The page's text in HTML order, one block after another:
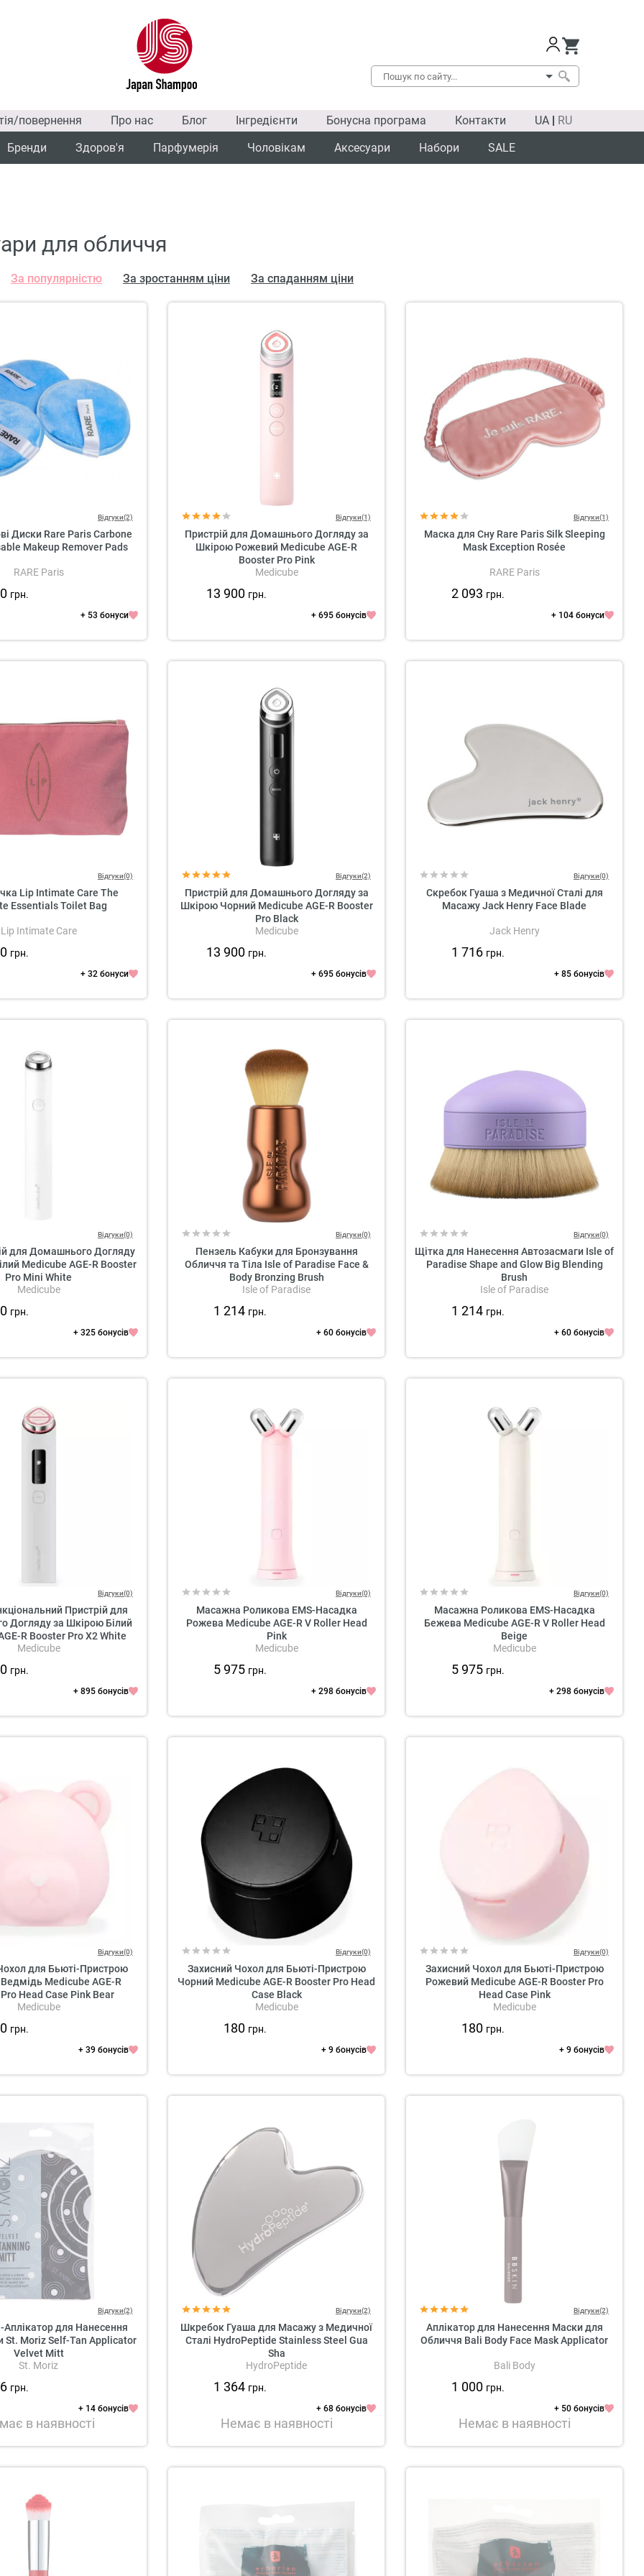
повернення Про нас Блог Інгредієнти Бонусна програма Контакти UA | RU
Бренди
Здоров'я Парфумерія Чоловікам Аксесуари Набори SALE
для обличчя
За популярністю За зростанням ціни За спаданням ціни
Відгуки(2)
Диски Rare Paris Carbone
Makeup Remover Pads
RARE Paris
грн.
+ 53 бонуси
Відгуки(1)
Пристрій для Домашнього Догляду за
Шкірою Рожевий Medicube AGE-R
Booster Pro Pink
Medicube
13 900 грн.
+ 695 бонусів
Відгуки(1)
Маска для Сну Rare Paris Silk Sleeping
Mask Exception Rosée
RARE Paris
2 093 грн.
+ 104 бонуси
Відгуки(0)
Lip Intimate Care The
Essentials Toilet Bag
Lip Intimate Care
грн.
+ 32 бонуси
Відгуки(2)
Пристрій для Домашнього Догляду за
Шкірою Чорний Medicube AGE-R Booster
Pro Black
Medicube
13 900 грн.
+ 695 бонусів
Відгуки(0)
Скребок Гуаша з Медичної Сталі для
Масажу Jack Henry Face Blade
Jack Henry
1 716 грн.
+ 85 бонусів
Відгуки(0)
для Домашнього Догляду
Medicube AGE-R Booster
Pro Mini White
Medicube
грн.
+ 325 бонусів
Відгуки(0)
Пензель Кабуки для Бронзування
Обличчя та Тіла Isle of Paradise Face &
Body Bronzing Brush
Isle of Paradise
1 214 грн.
+ 60 бонусів
Відгуки(0)
Щітка для Нанесення Автозасмаги Isle of
Paradise Shape and Glow Big Blending
Brush
Isle of Paradise
1 214 грн.
+ 60 бонусів
Відгуки(0)
Пристрій для
Догляду за Шкірою Білий
R Booster Pro X2 White
Medicube
грн.
+ 895 бонусів
Відгуки(0)
Масажна Роликова EMS-Насадка
Рожева Medicube AGE-R V Roller Head
Pink
Medicube
5 975 грн.
+ 298 бонусів
Відгуки(0)
Масажна Роликова EMS-Насадка
Бежева Medicube AGE-R V Roller Head
Beige
Medicube
5 975 грн.
+ 298 бонусів
Відгуки(0)
для Бьюті-Пристрою
Medicube AGE-R
Head Case Pink Bear
Medicube
грн.
+ 39 бонусів
Відгуки(0)
Захисний Чохол для Бьюті-Пристрою
Чорний Medicube AGE-R Booster Pro Head
Case Black
Medicube
180 грн.
+ 9 бонусів
Відгуки(0)
Захисний Чохол для Бьюті-Пристрою
Рожевий Medicube AGE-R Booster Pro
Head Case Pink
Medicube
180 грн.
+ 9 бонусів
Відгуки(2)
Аплікатор для Нанесення
St. Moriz Self-Tan Applicator
Velvet Mitt
St. Moriz
грн.
+ 14 бонусів
в наявності
Відгуки(2)
Шкребок Гуаша для Масажу з Медичної
Сталі HydroPeptide Stainless Steel Gua
Sha
HydroPeptide
1 364 грн.
+ 68 бонусів
Немає в наявності
Відгуки(2)
Аплікатор для Нанесення Маски для
Обличчя Bali Body Face Mask Applicator
Bali Body
1 000 грн.
+ 50 бонусів
Немає в наявності